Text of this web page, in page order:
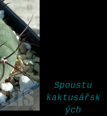
Spoustu
kaktusářsk
ých